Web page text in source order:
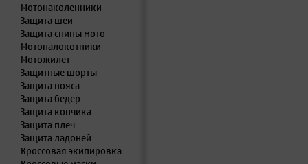
Мотонаколенники
Защита шеи
Защита спины мото
Мотоналокотники
Мотожилет
Защитные шорты
Защита пояса
Защита бедер
Защита копчика
Защита плеч
Защита ладоней
Кроссовая экипировка